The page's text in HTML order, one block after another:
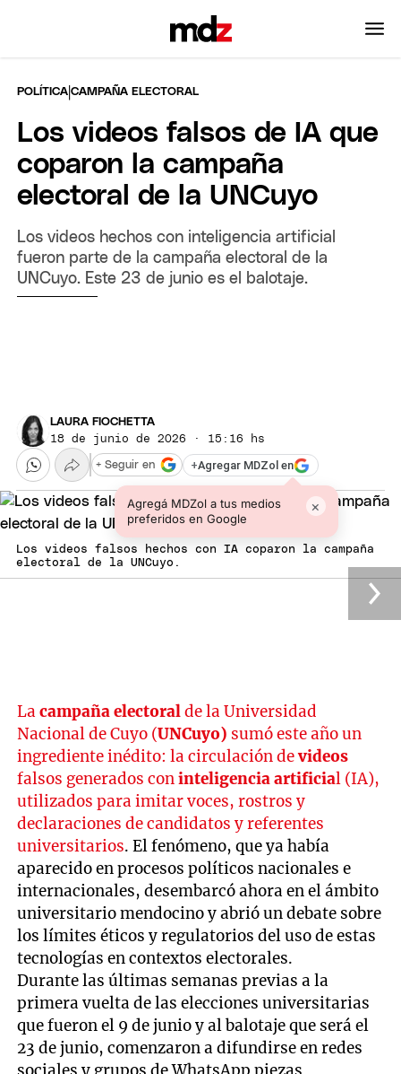
POLÍTICA |CAMPAÑA ELECTORAL
Los videos falsos de IA que
coparon la campaña
electoral de la UNCuyo
Los videos hechos con inteligencia artificial
fueron parte de la campaña electoral de la
UNCuyo. Este 23 de junio es el balotaje.
LAURA FIOCHETTA
18 de junio de 2026 · 15:16 hs
+Agregar MDZol en
Agregá MDZol a tus medios
preferidos en Google
×
+ Seguir en
Los videos falsos hechos con IA coparon la campaña
electoral de la UNCuyo.
Lacampaña electoralde la Universidad
Nacional de Cuyo (UNCuyo) sumó este año un
ingrediente inédito: la circulación devideos
falsos generados coninteligencia artificial (IA),
utilizados para imitar voces, rostros y
declaraciones de candidatos y referentes
universitarios. El fenómeno, que ya había
aparecido en procesos políticos nacionales e
internacionales, desembarcó ahora en el ámbito
universitario mendocino y abrió un debate sobre
los límites éticos y regulatorios del uso de estas
tecnologías en contextos electorales.
Durante las últimas semanas previas a la
primera vuelta de las elecciones universitarias
que fueron el 9 de junio y al balotaje que será el
23 de junio, comenzaron a difundirse en redes